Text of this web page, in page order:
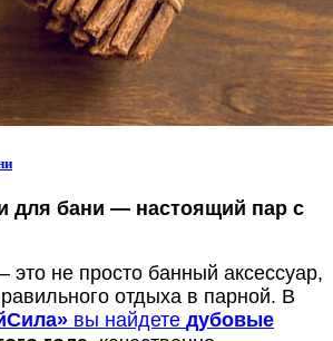
для бани — настоящий пар с
не просто банный аксессуар,
отдыха в парной. В
вы найдете дубовые